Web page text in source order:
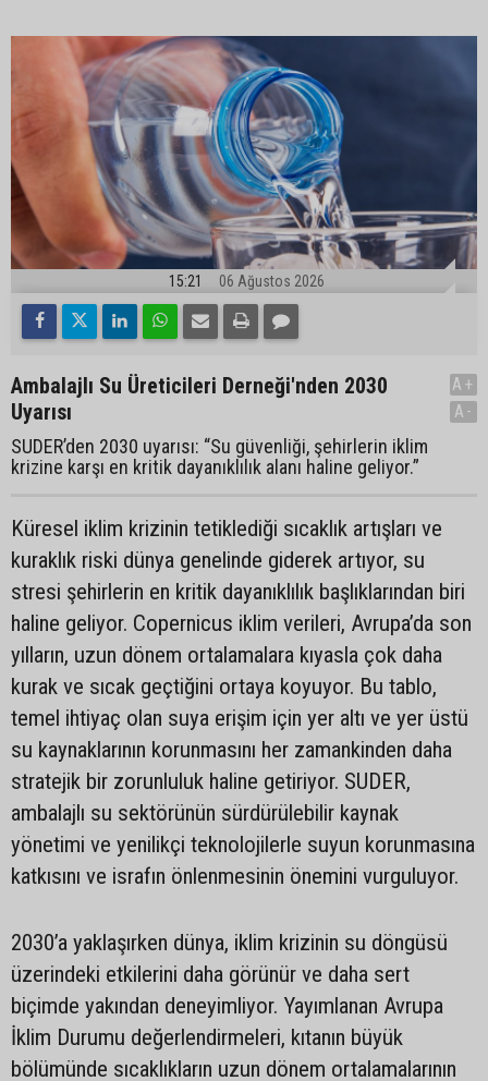
15:21 06 Ağustos 2026
Ambalajlı Su Üreticileri Derneği'nden 2030
Uyarısı
SUDER’den 2030 uyarısı: “Su güvenliği, şehirlerin iklim
krizine karşı en kritik dayanıklılık alanı haline geliyor.”
A+
A-
Küresel iklim krizinin tetiklediği sıcaklık artışları ve
kuraklık riski dünya genelinde giderek artıyor, su
stresi şehirlerin en kritik dayanıklılık başlıklarından biri
haline geliyor. Copernicus iklim verileri, Avrupa’da son
yılların, uzun dönem ortalamalara kıyasla çok daha
kurak ve sıcak geçtiğini ortaya koyuyor. Bu tablo,
temel ihtiyaç olan suya erişim için yer altı ve yer üstü
su kaynaklarının korunmasını her zamankinden daha
stratejik bir zorunluluk haline getiriyor. SUDER,
ambalajlı su sektörünün sürdürülebilir kaynak
yönetimi ve yenilikçi teknolojilerle suyun korunmasına
katkısını ve israfın önlenmesinin önemini vurguluyor.
2030’a yaklaşırken dünya, iklim krizinin su döngüsü
üzerindeki etkilerini daha görünür ve daha sert
biçimde yakından deneyimliyor. Yayımlanan Avrupa
İklim Durumu değerlendirmeleri, kıtanın büyük
bölümünde sıcaklıkların uzun dönem ortalamalarının